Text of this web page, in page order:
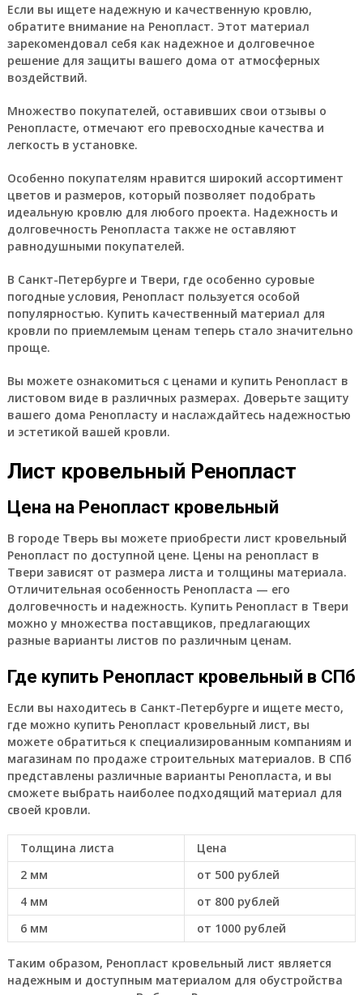
Если вы ищете надежную и качественную кровлю,
обратите внимание на Ренопласт. Этот материал
зарекомендовал себя как надежное и долговечное
решение для защиты вашего дома от атмосферных
воздействий.
Множество покупателей, оставивших свои отзывы о
Ренопласте, отмечают его превосходные качества и
легкость в установке.
Особенно покупателям нравится широкий ассортимент
цветов и размеров, который позволяет подобрать
идеальную кровлю для любого проекта. Надежность и
долговечность Ренопласта также не оставляют
равнодушными покупателей.
В Санкт-Петербурге и Твери, где особенно суровые
погодные условия, Ренопласт пользуется особой
популярностью. Купить качественный материал для
кровли по приемлемым ценам теперь стало значительно
проще.
Вы можете ознакомиться с ценами и купить Ренопласт в
листовом виде в различных размерах. Доверьте защиту
вашего дома Ренопласту и наслаждайтесь надежностью
и эстетикой вашей кровли.
Лист кровельный Ренопласт
Цена на Ренопласт кровельный
В городе Тверь вы можете приобрести лист кровельный
Ренопласт по доступной цене. Цены на ренопласт в
Твери зависят от размера листа и толщины материала.
Отличительная особенность Ренопласта — его
долговечность и надежность. Купить Ренопласт в Твери
можно у множества поставщиков, предлагающих
разные варианты листов по различным ценам.
Где купить Ренопласт кровельный в СПб
Если вы находитесь в Санкт-Петербурге и ищете место,
где можно купить Ренопласт кровельный лист, вы
можете обратиться к специализированным компаниям и
магазинам по продаже строительных материалов. В СПб
представлены различные варианты Ренопласта, и вы
сможете выбрать наиболее подходящий материал для
своей кровли.
Толщина листа
Цена
2 мм
от 500 рублей
4 мм
от 800 рублей
6 мм
от 1000 рублей
Таким образом, Ренопласт кровельный лист является
надежным и доступным материалом для обустройства